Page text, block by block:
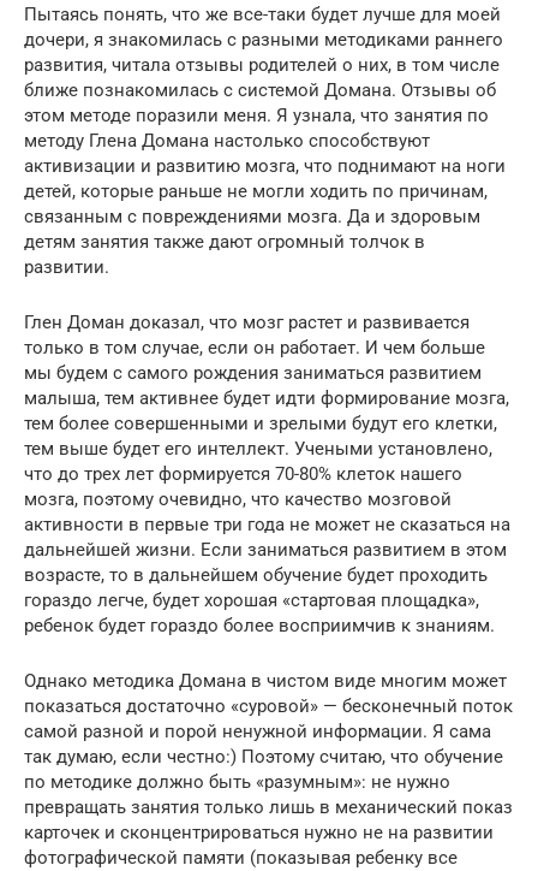
Пытаясь понять, что же все-таки будет лучше для моей
дочери, я знакомилась с разными методиками раннего
развития, читала отзывы родителей о них, в том числе
ближе познакомилась с системой Домана. Отзывы об
этом методе поразили меня. Я узнала, что занятия по
методу Глена Домана настолько способствуют
активизации и развитию мозга, что поднимают на ноги
детей, которые раньше не могли ходить по причинам,
связанным с повреждениями мозга. Да и здоровым
детям занятия также дают огромный толчок в
развитии.
Глен Доман доказал, что мозг растет и развивается
только в том случае, если он работает. И чем больше
мы будем с самого рождения заниматься развитием
малыша, тем активнее будет идти формирование мозга,
тем более совершенными и зрелыми будут его клетки,
тем выше будет его интеллект. Учеными установлено,
что до трех лет формируется 70-80% клеток нашего
мозга, поэтому очевидно, что качество мозговой
активности в первые три года не может не сказаться на
дальнейшей жизни. Если заниматься развитием в этом
возрасте, то в дальнейшем обучение будет проходить
гораздо легче, будет хорошая «стартовая площадка»,
ребенок будет гораздо более восприимчив к знаниям.
Однако методика Домана в чистом виде многим может
показаться достаточно «суровой» — бесконечный поток
самой разной и порой ненужной информации. Я сама
так думаю, если честно:) Поэтому считаю, что обучение
по методике должно быть «разумным»: не нужно
превращать занятия только лишь в механический показ
карточек и сконцентрироваться нужно не на развитии
фотографической памяти (показывая ребенку все